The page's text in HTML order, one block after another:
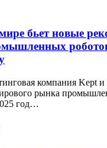
бьет новые
компания Kept
рынка
год…